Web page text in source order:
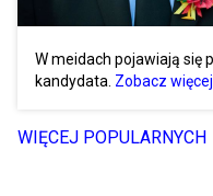
W meidach pojawiają się
kandydata. Zobacz
WIĘCEJ POPULARNYCH